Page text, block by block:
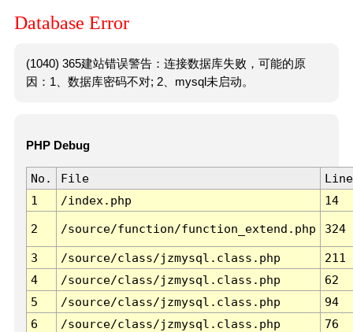
Database Error
(1040) 365建站错误警告：连接数据库失败，可能的原
因：1、数据库密码不对; 2、mysql未启动。
PHP Debug
No. File
Line
1
/index.php 14
2 /source/function/function_extend.php 324
3 /source/class/jzmysql.class.php
211
4
/source/class/jzmysql.class.php
62
5
/source/class/jzmysql.class.php
94
6
/source/class/jzmysql.class.php 76